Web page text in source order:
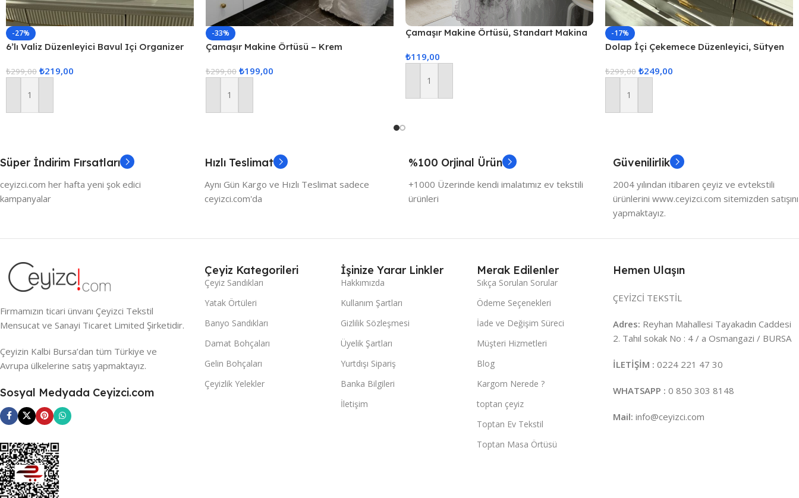
-27%
6’lı Valiz Düzenleyici Bavul Içi Organizer
₺299,00 ₺219,00
Sepete Ekle
-33%
Çamaşır Makine Örtüsü – Krem
₺299,00 ₺199,00
Sepete Ekle
Çamaşır Makine Örtüsü, Standart Makina
₺119,00
Sepete Ekle
-17%
Dolap İçi Çekemece Düzenleyici, Sütyen
Çekmece İçi Düzenle
₺299,00 ₺249,00
Sepete Ekle
Süper İndirim Fırsatları
ceyizci.com her hafta yeni şok edici
kampanyalar
Hızlı Teslimat
Aynı Gün Kargo ve Hızlı Teslimat sadece
ceyizci.com'da
%100 Orjinal Ürün
+1000 Üzerinde kendi imalatımız ev tekstili
ürünleri
Güvenilirlik
2004 yılından itibaren çeyiz ve evtekstili
ürünlerini www.ceyizci.com sitemizden satışını
yapmaktayız.
Firmamızın ticari ünvanı Çeyizci Tekstil
Mensucat ve Sanayi Ticaret Limited Şirketidir.
Çeyizin Kalbi Bursa’dan tüm Türkiye ve
Avrupa ülkelerine satış yapmaktayız.
Sosyal Medyada Ceyizci.com
Çeyiz Kategorileri
Çeyiz Sandıkları
Yatak Örtüleri
Banyo Sandıkları
Damat Bohçaları
Gelin Bohçaları
Çeyizlik Yelekler
İşinize Yarar Linkler
Hakkımızda
Kullanım Şartları
Gizlilik Sözleşmesi
Üyelik Şartları
Yurtdışı Sipariş
Banka Bilgileri
İletişim
Merak Edilenler
Sıkça Sorulan Sorular
Ödeme Seçenekleri
İade ve Değişim Süreci
Müşteri Hizmetleri
Blog
Kargom Nerede ?
toptan çeyiz
Toptan Ev Tekstil
Toptan Masa Örtüsü
Hemen Ulaşın
ÇEYİZCİ TEKSTİL
Adres: Reyhan Mahallesi Tayakadın Caddesi
2. Tahıl sokak No : 4 / a Osmangazi / BURSA
İLETİŞİM : 0224 221 47 30
WHATSAPP : 0 850 303 8148
Mail: info@ceyizci.com